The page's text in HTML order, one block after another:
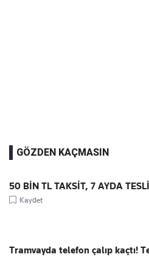
GÖZDEN KAÇMASIN
50 BİN TL TAKSİT, 7 AYDA
Kaydet
Tramvayda telefon çalıp kaçtı!